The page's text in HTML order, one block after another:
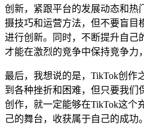
创新，紧跟平台的发展动态和热
摄技巧和运营方法，但不要盲目
进行创新。同时，不断提升自己
才能在激烈的竞争中保持竞争力
最后，我想说的是，TikTok创作
到各种挫折和困难，但只要我们
创作，就一定能够在TikTok这个
己的舞台，收获属于自己的成功。